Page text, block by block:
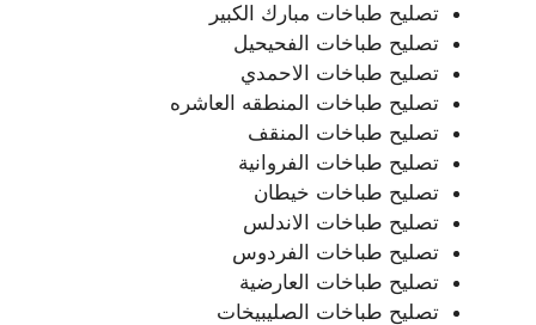
تصليح طباخات مبارك الكبير
تصليح طباخات الفحيحيل
تصليح طباخات الاحمدي
تصليح طباخات المنطقه العاشره
تصليح طباخات المنقف
تصليح طباخات الفروانية
تصليح طباخات خيطان
تصليح طباخات الاندلس
تصليح طباخات الفردوس
تصليح طباخات العارضية
تصليح طباخات الصليبيخات